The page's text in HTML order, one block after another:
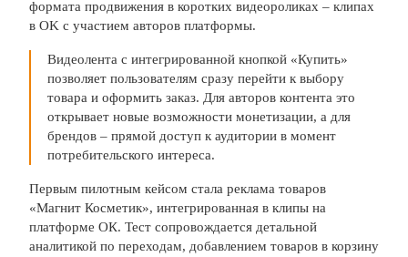
формата продвижения в коротких видеороликах – клипах
в OK с участием авторов платформы.
Видеолента с интегрированной кнопкой «Купить»
позволяет пользователям сразу перейти к выбору
товара и оформить заказ. Для авторов контента это
открывает новые возможности монетизации, а для
брендов – прямой доступ к аудитории в момент
потребительского интереса.
Первым пилотным кейсом стала реклама товаров
«Магнит Косметик», интегрированная в клипы на
платформе ОК. Тест сопровождается детальной
аналитикой по переходам, добавлением товаров в корзину